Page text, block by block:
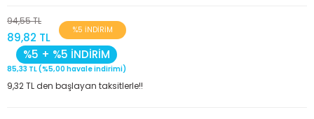
94,55 TL
89,82 TL
%5 İNDİRİM
%5 + %5 İNDİRİM
85,33 TL (%5,00 havale indirimi)
9,32 TL den başlayan taksitlerle!!